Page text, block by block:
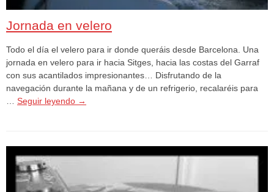
Jornada en velero
Todo el día el velero para ir donde queráis desde Barcelona. Una
jornada en velero para ir hacia Sitges, hacia las costas del Garraf
con sus acantilados impresionantes… Disfrutando de la
navegación durante la mañana y de un refrigerio, recalaréis para
Seguir leyendo →